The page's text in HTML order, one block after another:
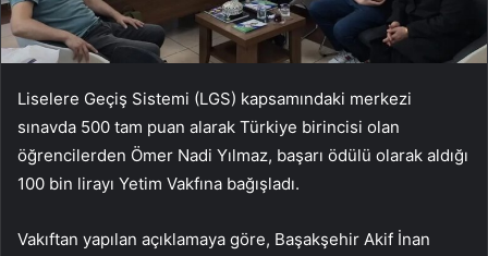
Liselere Geçiş Sistemi (LGS) kapsamındaki merkezi
sınavda 500 tam puan alarak Türkiye birincisi olan
öğrencilerden Ömer Nadi Yılmaz, başarı ödülü olarak aldığı
100 bin lirayı Yetim Vakfına bağışladı.
Vakıftan yapılan açıklamaya göre, Başakşehir Akif İnan